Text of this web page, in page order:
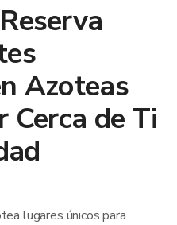
Azoteas
de Ti
lugares únicos para